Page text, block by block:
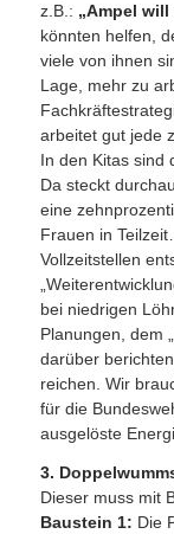
z.B.: „Ampel
könnten helfen,
viele von ihnen
Lage, mehr zu
arbeitet gut jede
In den Kitas sind
Da steckt
eine
Frauen in
Vollzeitstellen
bei niedrigen
Planungen, dem
darüber
reichen. Wir
für die
ausgelöste
3.
Dieser muss mit
Baustein 1: Die